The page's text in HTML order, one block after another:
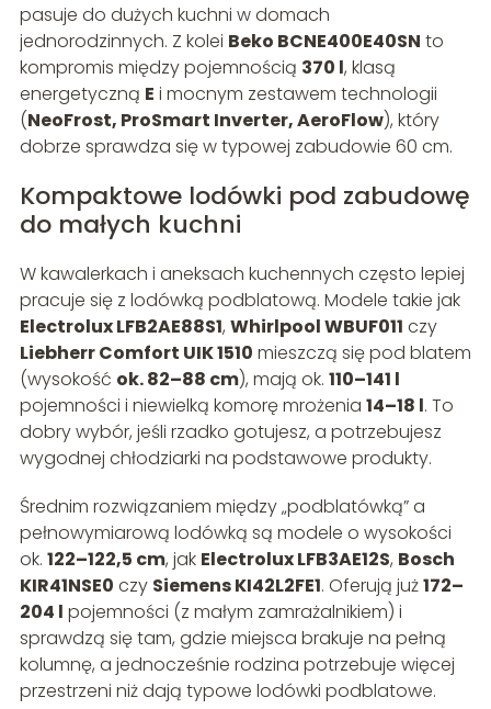
pasuje do dużych kuchni w domach
jednorodzinnych. Z kolei Beko BCNE400E40SN to
kompromis między pojemnością 370 l, klasą
energetyczną E i mocnym zestawem technologii
(NeoFrost, ProSmart Inverter, AeroFlow), który
dobrze sprawdza się w typowej zabudowie 60 cm.
Kompaktowe lodówki pod zabudowę
do małych kuchni
W kawalerkach i aneksach kuchennych często lepiej
pracuje się z lodówką podblatową. Modele takie jak
Electrolux LFB2AE88S1, Whirlpool WBUF011 czy
Liebherr Comfort UIK 1510 mieszczą się pod blatem
(wysokość ok. 82–88 cm), mają ok. 110–141 l
pojemności i niewielką komorę mrożenia 14–18 l. To
dobry wybór, jeśli rzadko gotujesz, a potrzebujesz
wygodnej chłodziarki na podstawowe produkty.
Średnim rozwiązaniem między „podblatówką” a
pełnowymiarową lodówką są modele o wysokości
ok. 122–122,5 cm, jak Electrolux LFB3AE12S, Bosch
KIR41NSE0 czy Siemens KI42L2FE1. Oferują już172–
204 l pojemności (z małym zamrażalnikiem) i
sprawdzą się tam, gdzie miejsca brakuje na pełną
kolumnę, a jednocześnie rodzina potrzebuje więcej
przestrzeni niż dają typowe lodówki podblatowe.